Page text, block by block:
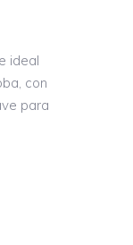
ideal
con
para